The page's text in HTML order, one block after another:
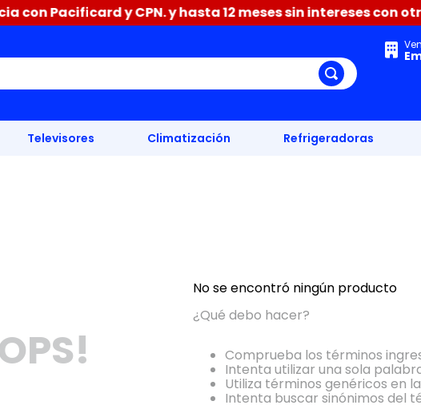
Pacificard y CPN. y hasta 12 meses sin intereses con
Televisores Climatización Refrigeradoras
No se encontró ningún producto
¿Qué debo hacer?
Comprueba los términos
Intenta utilizar una sola
Utiliza términos genéricos en
Intenta buscar sinónimos del